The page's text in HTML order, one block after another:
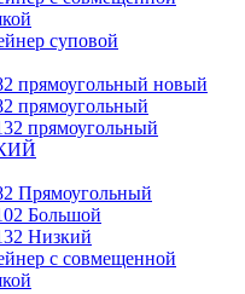
суповой
прямоугольный новый
прямоугольный
прямоугольный
Прямоугольный
Большой
Низкий
с совмещенной